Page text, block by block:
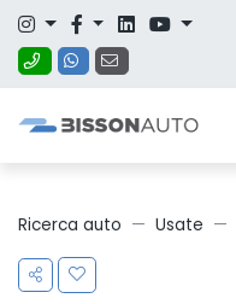
Ricerca auto Usate